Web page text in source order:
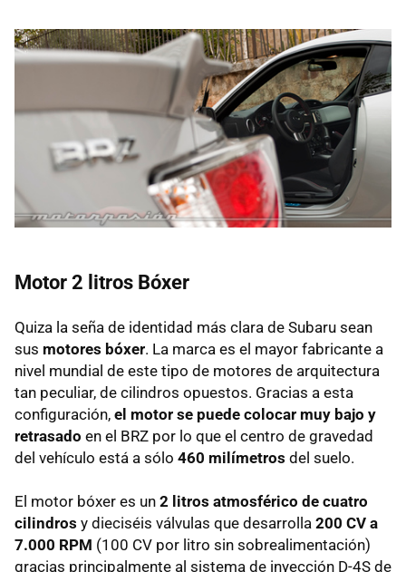
Motor 2 litros Bóxer
Quiza la seña de identidad más clara de Subaru sean
sus motores bóxer. La marca es el mayor fabricante a
nivel mundial de este tipo de motores de arquitectura
tan peculiar, de cilindros opuestos. Gracias a esta
configuración, el motor se puede colocar muy bajo y
retrasado en el BRZ por lo que el centro de gravedad
del vehículo está a sólo 460 milímetros del suelo.
El motor bóxer es un 2 litros atmosférico de cuatro
cilindros y dieciséis válvulas que desarrolla 200 CV a
7.000 RPM (100 CV por litro sin sobrealimentación)
gracias principalmente al sistema de inyección D-4S de